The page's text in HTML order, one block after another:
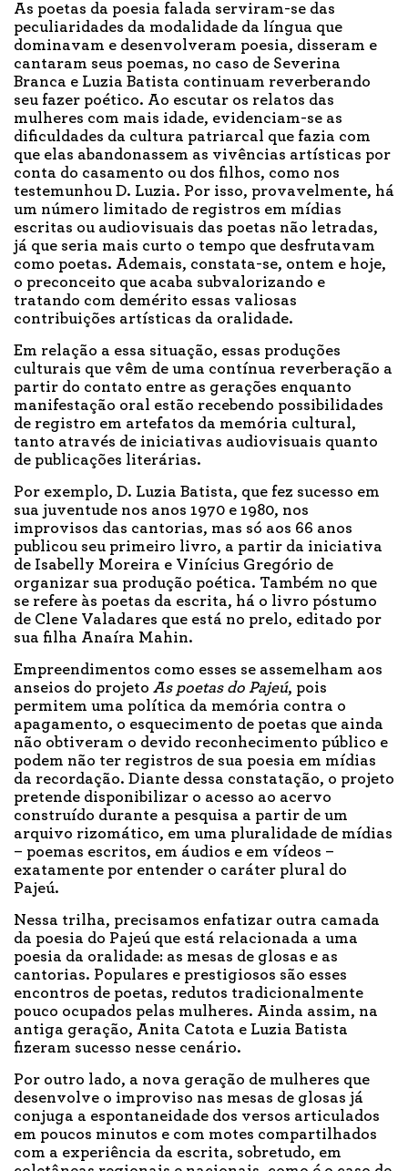
As poetas da poesia falada serviram-se das
peculiaridades da modalidade da língua que
dominavam e desenvolveram poesia, disseram e
cantaram seus poemas, no caso de Severina
Branca e Luzia Batista continuam reverberando
seu fazer poético. Ao escutar os relatos das
mulheres com mais idade, evidenciam-se as
dificuldades da cultura patriarcal que fazia com
que elas abandonassem as vivências artísticas por
conta do casamento ou dos filhos, como nos
testemunhou D. Luzia. Por isso, provavelmente, há
um número limitado de registros em mídias
escritas ou audiovisuais das poetas não letradas,
já que seria mais curto o tempo que desfrutavam
como poetas. Ademais, constata-se, ontem e hoje,
o preconceito que acaba subvalorizando e
tratando com demérito essas valiosas
contribuições artísticas da oralidade.
Em relação a essa situação, essas produções
culturais que vêm de uma contínua reverberação a
partir do contato entre as gerações enquanto
manifestação oral estão recebendo possibilidades
de registro em artefatos da memória cultural,
tanto através de iniciativas audiovisuais quanto
de publicações literárias.
Por exemplo, D. Luzia Batista, que fez sucesso em
sua juventude nos anos 1970 e 1980, nos
improvisos das cantorias, mas só aos 66 anos
publicou seu primeiro livro, a partir da iniciativa
de Isabelly Moreira e Vinícius Gregório de
organizar sua produção poética. Também no que
se refere às poetas da escrita, há o livro póstumo
de Clene Valadares que está no prelo, editado por
sua filha Anaíra Mahin.
Empreendimentos como esses se assemelham aos
anseios do projeto As poetas do Pajeú, pois
permitem uma política da memória contra o
apagamento, o esquecimento de poetas que ainda
não obtiveram o devido reconhecimento público e
podem não ter registros de sua poesia em mídias
da recordação. Diante dessa constatação, o projeto
pretende disponibilizar o acesso ao acervo
construído durante a pesquisa a partir de um
arquivo rizomático, em uma pluralidade de mídias
– poemas escritos, em áudios e em vídeos –
exatamente por entender o caráter plural do
Pajeú.
Nessa trilha, precisamos enfatizar outra camada
da poesia do Pajeú que está relacionada a uma
poesia da oralidade: as mesas de glosas e as
cantorias. Populares e prestigiosos são esses
encontros de poetas, redutos tradicionalmente
pouco ocupados pelas mulheres. Ainda assim, na
antiga geração, Anita Catota e Luzia Batista
fizeram sucesso nesse cenário.
Por outro lado, a nova geração de mulheres que
desenvolve o improviso nas mesas de glosas já
conjuga a espontaneidade dos versos articulados
em poucos minutos e com motes compartilhados
com a experiência da escrita, sobretudo, em